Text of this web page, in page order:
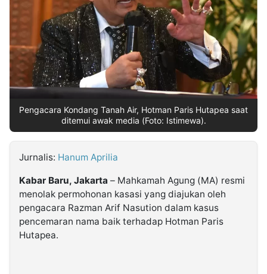
Insight
NTB
Suara
Time
Lens
IDN
Daily
Jogja
Jalan
Rakyat
Idealita
News
Kita
Notice
Dinamikapost.com
Radar
Baru
Seedbacklink
Follow
Kabarbaru
Kabarbaru.co
2026
Pengacara Kondang Tanah Air, Hotman Paris Hutapea saat
ditemui awak media (Foto: Istimewa).
Jurnalis: Hanum Aprilia
Kabar Baru, Jakarta – Mahkamah Agung (MA) resmi
menolak permohonan kasasi yang diajukan oleh
pengacara Razman Arif Nasution dalam kasus
pencemaran nama baik terhadap Hotman Paris
Hutapea.